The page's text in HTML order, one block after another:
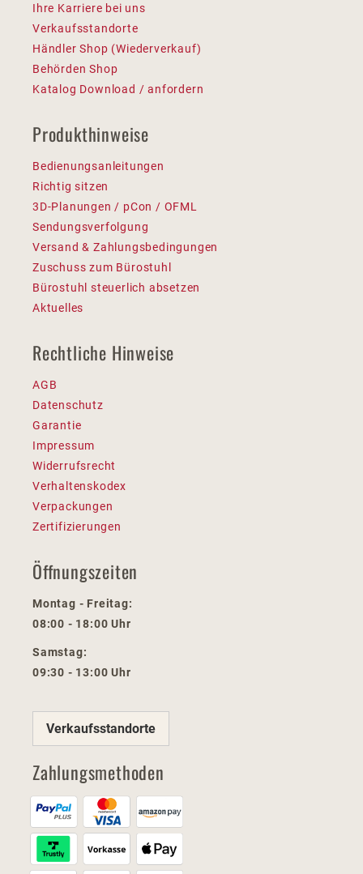
Ihre Karriere bei uns
Verkaufsstandorte
Händler Shop (Wiederverkauf)
Behörden Shop
Katalog Download / anfordern
Produkthinweise
Bedienungsanleitungen
Richtig sitzen
3D-Planungen / pCon / OFML
Sendungsverfolgung
Versand & Zahlungsbedingungen
Zuschuss zum Bürostuhl
Bürostuhl steuerlich absetzen
Aktuelles
Rechtliche Hinweise
AGB
Datenschutz
Garantie
Impressum
Widerrufsrecht
Verhaltenskodex
Verpackungen
Zertifizierungen
Öffnungszeiten
Montag - Freitag:
08:00 - 18:00 Uhr
Samstag:
09:30 - 13:00 Uhr
Verkaufsstandorte
Zahlungsmethoden